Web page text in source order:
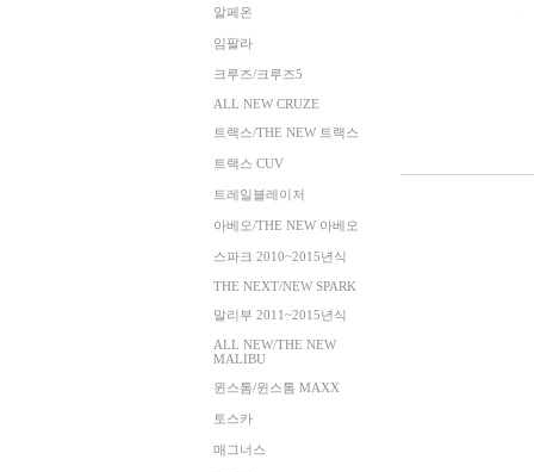
알페온
임팔라
크루즈/크루즈5
ALL NEW CRUZE
트랙스/THE NEW 트랙스
트랙스 CUV
트레일블레이저
아베오/THE NEW 아베오
스파크 2010~2015년식
THE NEXT/NEW SPARK
말리부 2011~2015년식
ALL NEW/THE NEW
MALIBU
윈스톰/윈스톰 MAXX
토스카
매그너스